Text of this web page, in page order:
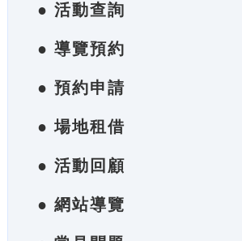
● 活動查詢
● 導覽預約
● 預約申請
● 場地租借
● 活動回顧
● 網站導覽